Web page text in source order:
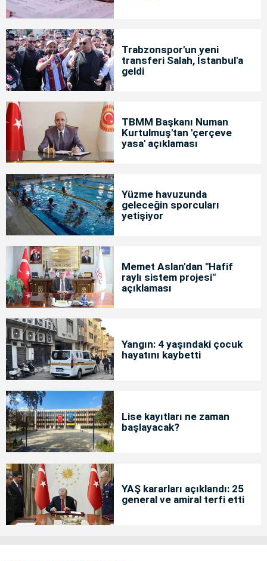
Trabzonspor'un yeni
transferi Salah, İstanbul'a
geldi
TBMM Başkanı Numan
Kurtulmuş'tan 'çerçeve
yasa' açıklaması
Yüzme havuzunda
geleceğin sporcuları
yetişiyor
Memet Aslan'dan "Hafif
raylı sistem projesi"
açıklaması
Yangın: 4 yaşındaki çocuk
hayatını kaybetti
Lise kayıtları ne zaman
başlayacak?
YAŞ kararları açıklandı: 25
general ve amiral terfi etti